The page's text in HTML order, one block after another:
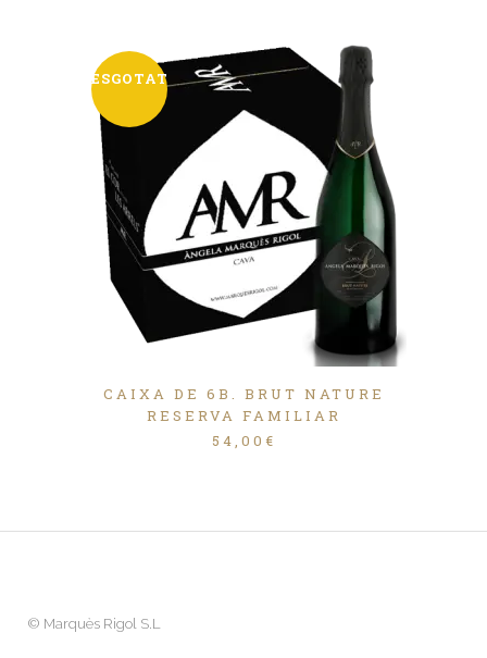
ESGOTAT
CAIXA DE 6B. BRUT NATURE
RESERVA FAMILIAR
54,00 €
© Marquès Rigol S.L